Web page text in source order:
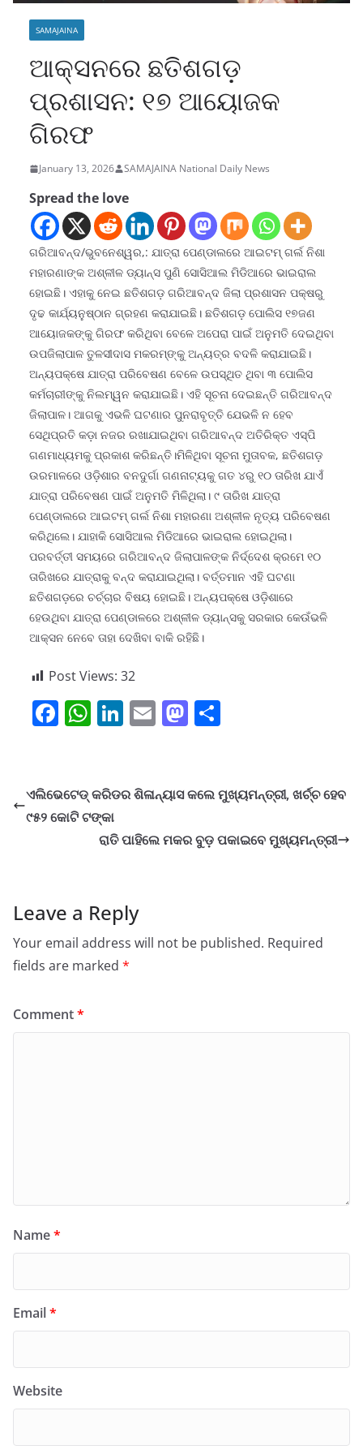
SAMAJAINA
ଆକ୍ସନରେ ଛତିଶଗଡ଼
ପ୍ରଶାସନ: ୧୭ ଆୟୋଜକ
ଗିରଫ
January 13, 2026 SAMAJAINA National Daily News
Spread the love
ଗରିଆବନ୍ଦ/ଭୁବନେଶ୍ୱର,: ଯାତ୍ରା ପେଣ୍ଡାଲରେ ଆଇଟମ୍‌ ଗର୍ଲ ନିଶା
ମହାରଣାଙ୍କ ଅଶ୍ଳୀଳ ଡ୍ୟାନ୍ସ ପୁଣି ସୋସିଆଲ ମିଡିଆରେ ଭାଇରାଲ
ହୋଇଛି। ଏହାକୁ ନେଇ ଛତିଶଗଡ଼ ଗରିଆବନ୍ଦ ଜିଲା ପ୍ରଶାସନ ପକ୍ଷରୁ
ଦୃଢ କାର୍ଯ୍ୟନୁଷ୍ଠାନ ଗ୍ରହଣ କରାଯାଇଛି। ଛତିଶଗଡ଼ ପୋଲିସ ୧୭ଜଣ
ଆୟୋଜକଙ୍କୁ ଗିରଫ କରିଥିବା ବେଳେ ଅପେରା ପାଇଁ ଅନୁମତି ଦେଇଥିବା
ଉପଜିଲାପାଳ ତୁଳସୀଦାସ ମକରମ୍‌ଙ୍କୁ ଅନ୍ୟତ୍ର ବଦଳି କରାଯାଇଛି।
ଅନ୍ୟପକ୍ଷେ ଯାତ୍ରା ପରିବେଷଣ ବେଳେ ଉପସ୍ଥିତ ଥିବା ୩ ପୋଲିସ
କର୍ମଚାରୀଙ୍କୁ ନିଲମ୍ୱନ କରାଯାଇଛି। ଏହି ସୂଚନା ଦେଇଛନ୍ତି ଗରିଆବନ୍ଦ
ଜିଲାପାଳ। ଆଗକୁ ଏଭଳି ଘଟଣାର ପୁନରାବୃତ୍ତି ଯେଭଳି ନ ହେବ
ସେଥିପ୍ରତି କଡ଼ା ନଜର ରଖାଯାଇଥିବା ଗରିଆବନ୍ଦ ଅତିରିକ୍ତ ଏସ୍‌ପି
ଗଣମାଧ୍ୟମକୁ ପ୍ରକାଶ କରିଛନ୍ତି।ମିଳିଥିବା ସୂଚନା ମୁତାବକ, ଛତିଶଗଡ଼
ଉରମାଳରେ ଓଡ଼ିଶାର ବନଦୁର୍ଗା ଗଣନାଟ୍ୟକୁ ଗତ ୪ରୁ ୧୦ ତାରିଖ ଯାଏଁ
ଯାତ୍ରା ପରିବେଷଣ ପାଇଁ ଅନୁମତି ମିଳିଥିଲା। ୯ ତାରିଖ ଯାତ୍ରା
ପେଣ୍ଡାଲରେ ଆଇଟମ୍‌ ଗର୍ଲ ନିଶା ମହାରଣା ଅଶ୍ଳୀଳ ନୃତ୍ୟ ପରିବେଷଣ
କରିଥିଲେ। ଯାହାକି ସୋସିଆଲ ମିଡିଆରେ ଭାଇରାଲ ହୋଇଥିଲା।
ପରବର୍ତ୍ତୀ ସମୟରେ ଗରିଆବନ୍ଦ ଜିଲାପାଳଙ୍କ ନିର୍ଦ୍ଦେଶ କ୍ରମେ ୧୦
ତାରିଖରେ ଯାତ୍ରାକୁ ବନ୍ଦ କରାଯାଇଥିଲା। ବର୍ତ୍ତମାନ ଏହି ଘଟଣା
ଛତିଶଗଡ଼ରେ ଚର୍ଚ୍ଚାର ବିଷୟ ହୋଇଛି। ଅନ୍ୟପକ୍ଷେ ଓଡ଼ିଶାରେ
ହେଉଥିବା ଯାତ୍ରା ପେଣ୍ଡାଳରେ ଅଶ୍ଳୀଳ ଡ୍ୟାନ୍ସକୁ ସରକାର କେଉଁଭଳି
ଆକ୍ସନ ନେବେ ତାହା ଦେଖିବା ବାକି ରହିଛି।
Post Views: 32
F
e
b
W
s
A
p
Li
e
n
E
l
M
o
o
e
ଏଲିଭେଟେଡ୍ କରିଡର ଶିଳାନ୍ୟାସ କଲେ ମୁଖ୍ୟମନ୍ତ୍ରୀ, ଖର୍ଚ୍ଚ ହେବ
୯୫୨ କୋଟି ଟଙ୍କା
ରାତି ପାହିଲେ ମକର ବୁଡ଼ ପକାଇବେ ମୁଖ୍ୟମନ୍ତ୍ରୀ
Leave a Reply
Your email address will not be published. Required
fields are marked *
Comment*
Name*
Email*
Website